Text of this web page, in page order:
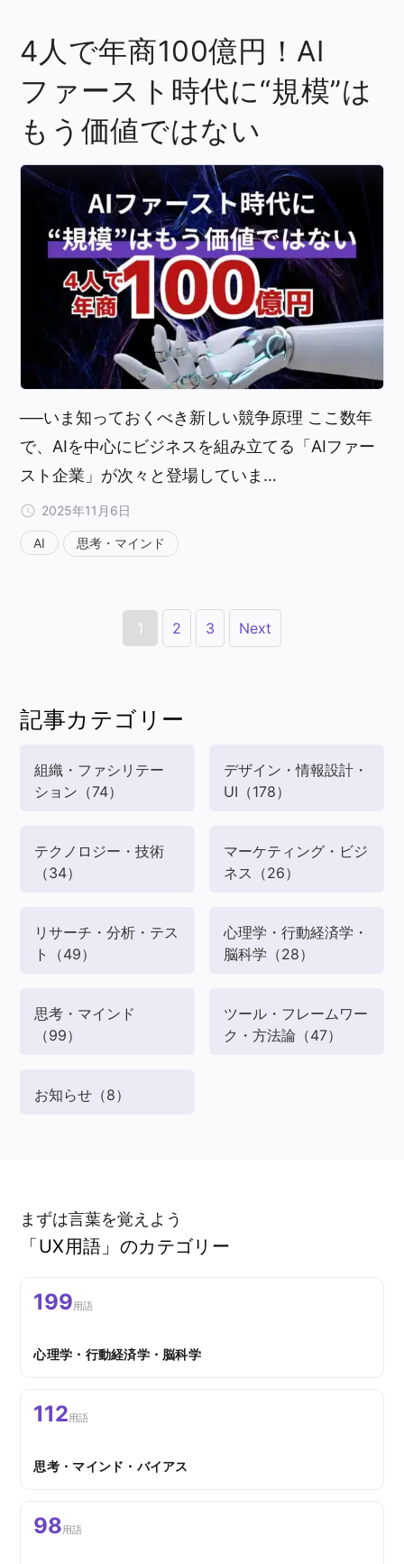
4人で年商100億円！AI
ファースト時代に“規模”は
もう価値ではない
──いま知っておくべき新しい競争原理 ここ数年
で、AIを中心にビジネスを組み立てる「AIファー
スト企業」が次々と登場していま…
2025年11月6日
AI 思考・マインド
1 2 3 Next
記事カテゴリー
組織・ファシリテー
ション （74）
デザイン・情報設計・
UI （178）
テクノロジー・技術
（34）
マーケティング・ビジ
ネス
（26）
リサーチ・分析・テス
ト
（49）
心理学・行動経済学・
脳科学 （28）
思考・マインド
（99）
ツール・フレームワー
ク・方法論 （47）
お知らせ （8）
まずは言葉を覚えよう
「UX用語」のカテゴリー
199用語
心理学・行動経済学・脳科学
112用語
思考・マインド・バイアス
98用語